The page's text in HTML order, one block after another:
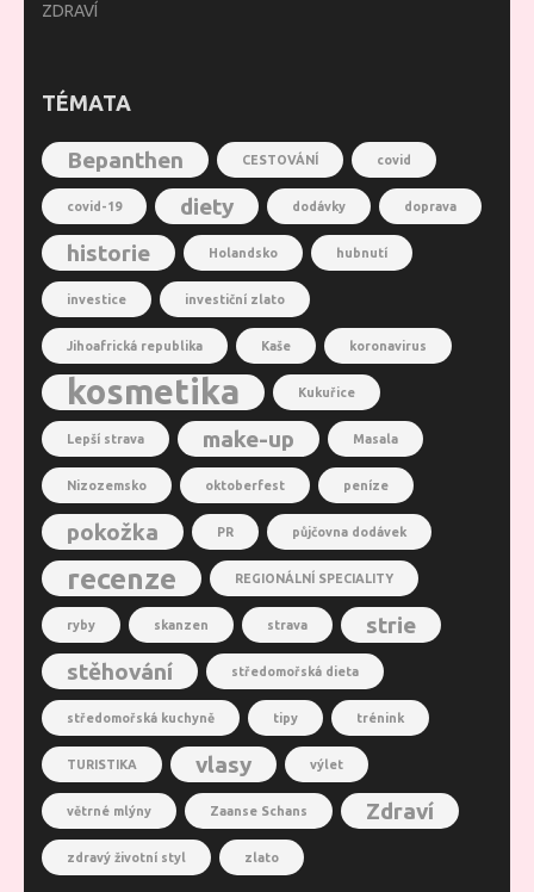
ZDRAVÍ
TÉMATA
Bepanthen CESTOVÁNÍ covid
covid-19 diety dodávky doprava
historie Holandsko hubnutí
investice investiční zlato
Jihoafrická republika Kaše koronavirus
kosmetika Kukuřice
Lepší strava make-up Masala
Nizozemsko oktoberfest peníze
pokožka PR půjčovna dodávek
recenze REGIONÁLNÍ SPECIALITY
ryby skanzen strava
strie
stěhování
středomořská dieta
středomořská kuchyně tipy trénink
TURISTIKA vlasy výlet
větrné mlýny Zaanse Schans Zdraví
zdravý životní styl zlato